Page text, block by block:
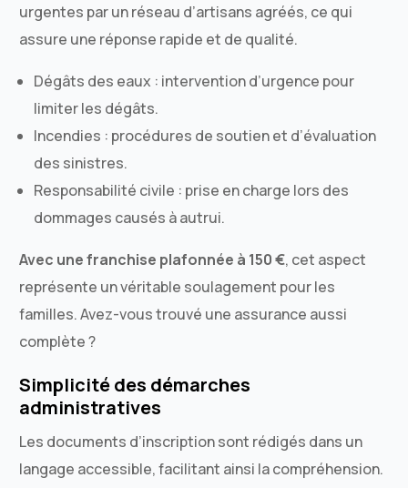
urgentes par un réseau d’artisans agréés, ce qui
assure une réponse rapide et de qualité.
Dégâts des eaux : intervention d’urgence pour
limiter les dégâts.
Incendies : procédures de soutien et d’évaluation
des sinistres.
Responsabilité civile : prise en charge lors des
dommages causés à autrui.
Avec une franchise plafonnée à 150 €, cet aspect
représente un véritable soulagement pour les
familles. Avez-vous trouvé une assurance aussi
complète ?
Simplicité des démarches
administratives
Les documents d’inscription sont rédigés dans un
langage accessible, facilitant ainsi la compréhension.